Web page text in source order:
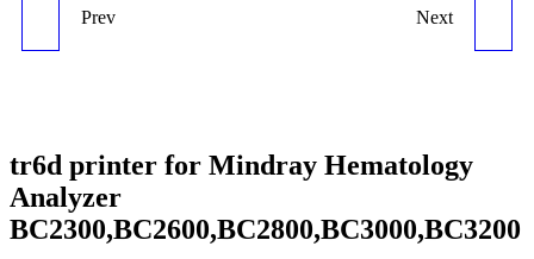
SAMPLER ASSY(NOT
BC2300,BC2600,BC2800,BC3000,BC3200
Prev VACUUM PUMP,WASTE
Next
tr6d printer for Mindray Hematology
Analyzer
BC2300,BC2600,BC2800,BC3000,BC3200